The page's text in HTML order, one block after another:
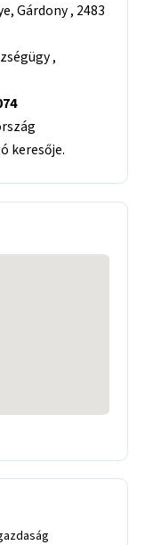
Gárdony , 2483
,
keresője.